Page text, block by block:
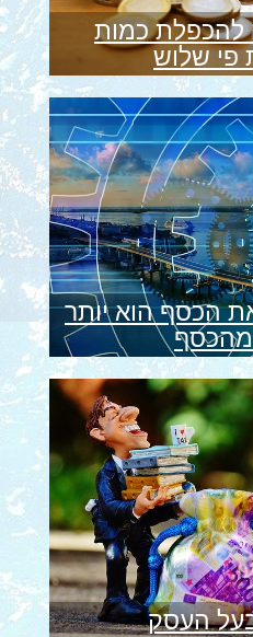
להכפלת כמות
פי שלוש
הכסף הוא יותר
העסק